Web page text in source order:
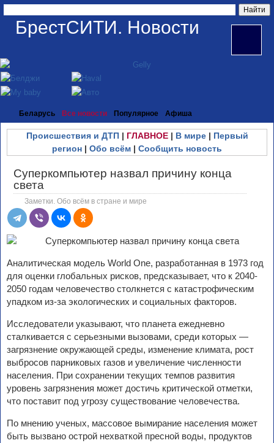
БрестСИТИ. Новости
Беларусь Все новости Популярное Афиша
Происшествия и ДТП| ГЛАВНОЕ| В мире| Первый
регион | Обо всём | Сообщить новость
Суперкомпьютер назвал причину конца
света
Заметки. Обо всём в стране и мире
Аналитическая модель World One, разработанная в 1973 год
для оценки глобальных рисков, предсказывает, что к 2040-
2050 годам человечество столкнется с катастрофическим
упадком из-за экологических и социальных факторов.
Исследователи указывают, что планета ежедневно
сталкивается с серьезными вызовами, среди которых —
загрязнение окружающей среды, изменение климата, рост
выбросов парниковых газов и увеличение численности
населения. При сохранении текущих темпов развития
уровень загрязнения может достичь критической отметки,
что поставит под угрозу существование человечества.
По мнению ученых, массовое вымирание населения может
быть вызвано острой нехваткой пресной воды, продуктов